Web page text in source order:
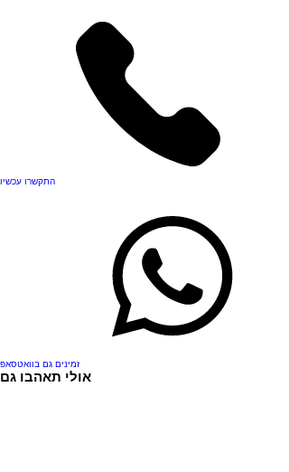
התקשרו עכשיו
זמינים גם בוואטסאפ
אולי תאהבו גם